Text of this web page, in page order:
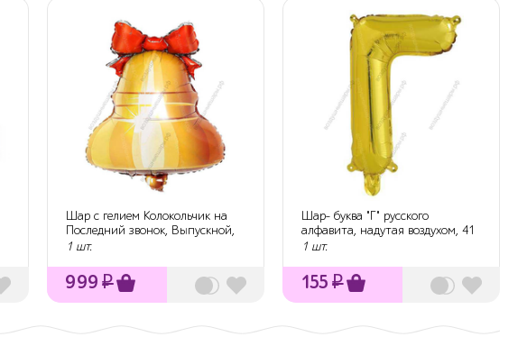
Шар с гелием Колокольчик на
Последний звонок, Выпускной,
1 се...
1 шт.
999 ₽
Шар- буква "Г" русского
алфавита, надутая воздухом, 41
см
1 шт.
155 ₽